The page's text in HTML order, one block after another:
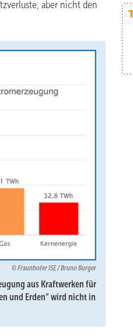
aber nicht den
Fraunhofer ISE / Bruno Burger
aus Kraftwerken für
und Erden“ wird nicht in